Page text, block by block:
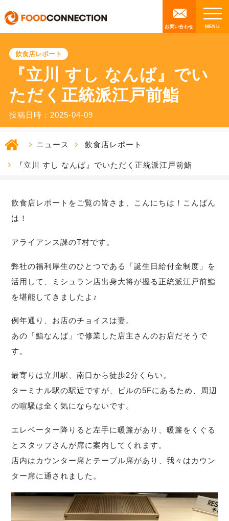
お問い合わせ
飲食店レポート
『立川 すし なんば』でい
ただく正統派江戸前鮨
投稿日時：2025-04-09
ニュース 飲食店レポート
『立川 すし なんば』でいただく正統派江戸前鮨
飲食店レポートをご覧の皆さま、こんにちは！こんばん
は！
アライアンス課のT村です。
弊社の福利厚生のひとつである「誕生日給付金制度」を
活用して、ミシュラン店出身大将が握る正統派江戸前鮨
を堪能してきましたよ♪
例年通り、お店のチョイスは妻。
あの「鮨なんば」で修業した店主さんのお店だそうで
す。
最寄りは立川駅、南口から徒歩2分くらい。
ターミナル駅の駅近ですが、ビルの5Fにあるため、周辺
の喧騒は全く気にならないです。
エレベーター降りると左手に暖簾があり、暖簾をくぐる
とスタッフさんが席に案内してくれます。
店内はカウンター席とテーブル席があり、我々はカウン
ター席に通されました。